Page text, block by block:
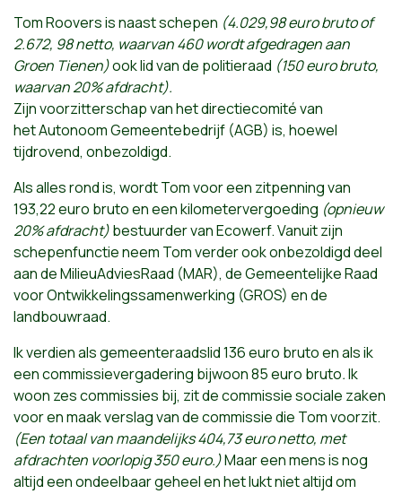
Tom Roovers is naast schepen (4.029,98 euro bruto of
2.672, 98 netto, waarvan 460 wordt afgedragen aan
Groen Tienen)ook lid van de politieraad (150 euro bruto,
waarvan 20% afdracht).
Zijn voorzitterschap van het directiecomité van
het Autonoom Gemeentebedrijf (AGB) is, hoewel
tijdrovend, onbezoldigd.
Als alles rond is, wordt Tom voor een zitpenning van
193,22 euro bruto en een kilometervergoeding (opnieuw
20% afdracht)bestuurder van Ecowerf. Vanuit zijn
schepenfunctie neem Tom verder ook onbezoldigd deel
aan de MilieuAdviesRaad (MAR), de Gemeentelijke Raad
voor Ontwikkelingssamenwerking (GROS) en de
landbouwraad.
Ik verdien als gemeenteraadslid 136 euro bruto en als ik
een commissievergadering bijwoon 85 euro bruto.Ik
woon zes commissies bij, zit de commissie sociale zaken
voor en maak verslag van de commissie die Tom voorzit.
(Een totaal van maandelijks 404,73 euro netto, met
afdrachten voorlopig 350 euro.)Maar een mens is nog
altijd een ondeelbaar geheel en het lukt niet altijd om